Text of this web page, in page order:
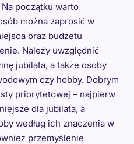
początku warto
można zaprosić w
oraz budżetu
Należy uwzględnić
jubilata, a także osoby
czy hobby. Dobrym
priorytetowej – najpierw
dla jubilata, a
według ich znaczenia w
przemyślenie